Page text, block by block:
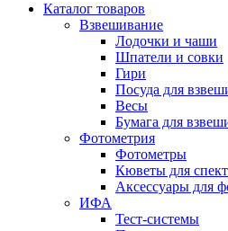
Каталог товаров
Взвешивание
Лодочки и чаши
Шпатели и совки
Гири
Посуда для
Весы
Бумага для
Фотометрия
Фотометры
Кюветы для
Аксессуары для
ИФА
Тест-системы